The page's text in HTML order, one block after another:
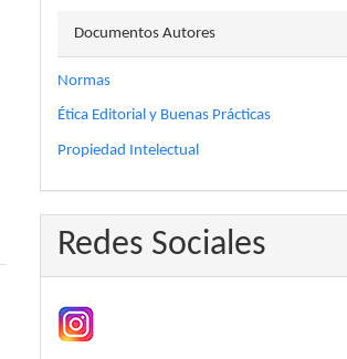
docautor
Documentos Autores
Normas
Ética Editorial y Buenas Prácticas
Propiedad Intelectual
Redes Sociales